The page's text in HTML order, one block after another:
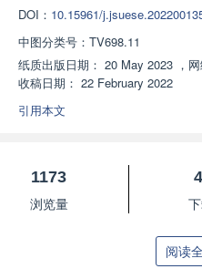
DOI： 10.15961/
中图分类号： TV698.11
纸质出版日期： 20 May 2023 ，
收稿日期： 22 February 2022
引用本文
1173
浏览量
阅读